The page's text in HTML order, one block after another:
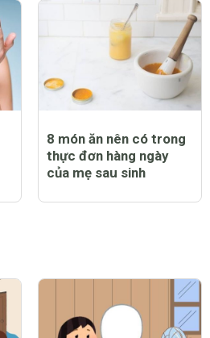
8 món ăn nên có trong
thực đơn hàng ngày
của mẹ sau sinh